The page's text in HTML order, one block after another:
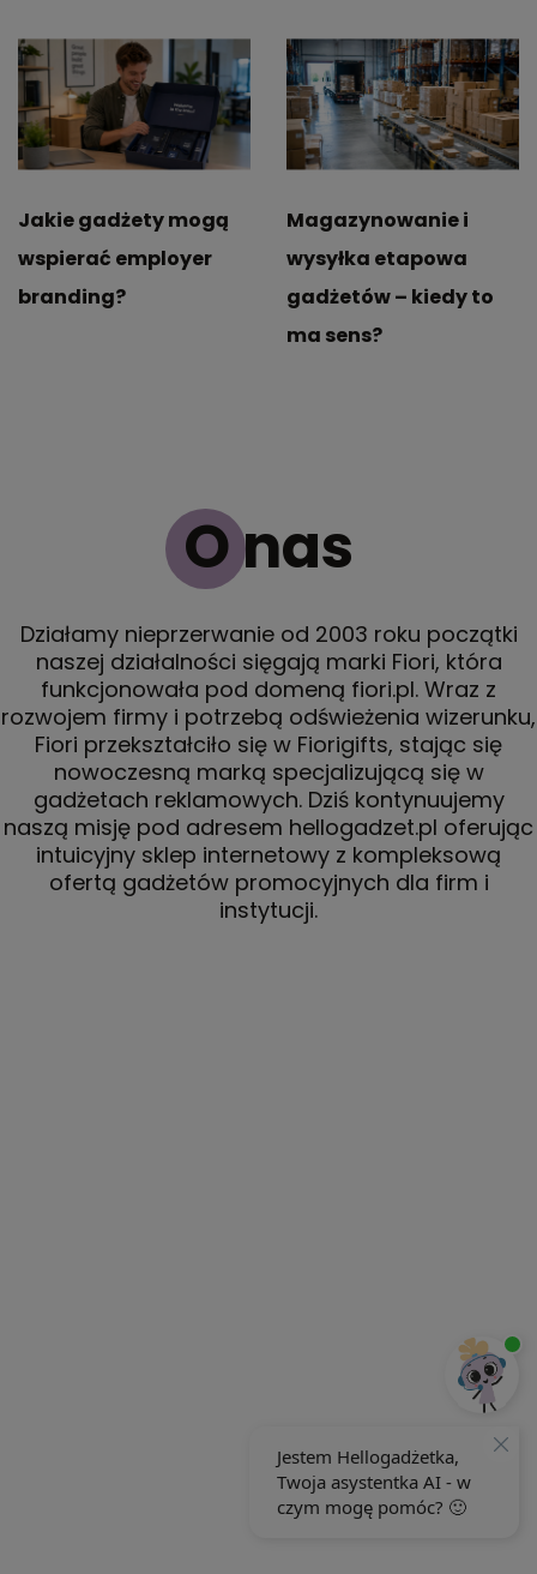
Jakie gadżety mogą
wspierać employer
branding?
Magazynowanie i
wysyłka etapowa
gadżetów – kiedy to
ma sens?
O nas
Działamy nieprzerwanie od 2003 roku początki
naszej działalności sięgają marki Fiori, która
funkcjonowała pod domeną fiori.pl. Wraz z
rozwojem firmy i potrzebą odświeżenia wizerunku,
Fiori przekształciło się w Fiorigifts, stając się
nowoczesną marką specjalizującą się w
gadżetach reklamowych. Dziś kontynuujemy
naszą misję pod adresem hellogadzet.pl oferując
intuicyjny sklep internetowy z kompleksową
ofertą gadżetów promocyjnych dla firm i
instytucji.